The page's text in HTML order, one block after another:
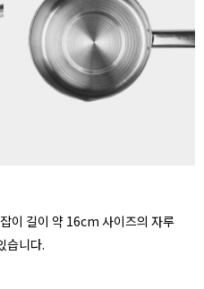
이 길이 약 16cm 사이즈의 자루
습니다.